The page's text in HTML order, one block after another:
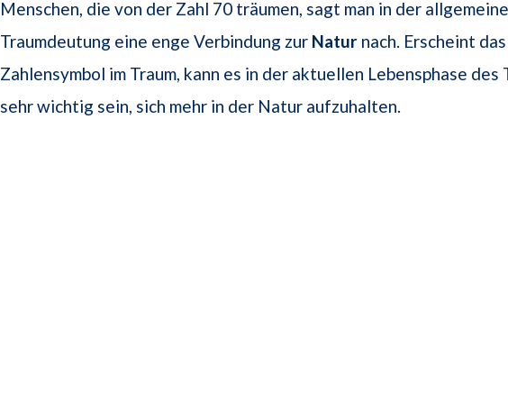
Menschen, die von der Zahl 70 träumen, sagt man in der
Traumdeutung eine enge Verbindung zur Natur nach. Erscheint das
Zahlensymbol im Traum, kann es in der aktuellen Lebensphase des
sehr wichtig sein, sich mehr in der Natur aufzuhalten.